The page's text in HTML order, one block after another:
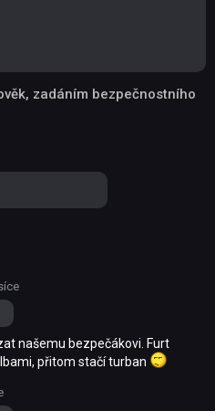
zadáním bezpečnostního
našemu bezpečákovi. Furt
přitom stačí turban